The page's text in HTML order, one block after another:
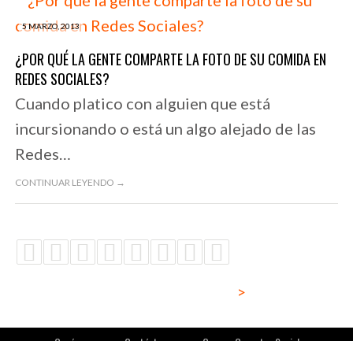
5 MARZO, 2013
¿POR QUÉ LA GENTE COMPARTE LA FOTO DE SU COMIDA EN
REDES SOCIALES?
Cuando platico con alguien que está
incursionando o está un algo alejado de las
Redes…
CONTINUAR LEYENDO →
>